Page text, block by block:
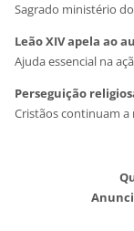
Sagrado ministério
Leão XIV apela ao
Ajuda essencial na
Perseguição
Cristãos continuam